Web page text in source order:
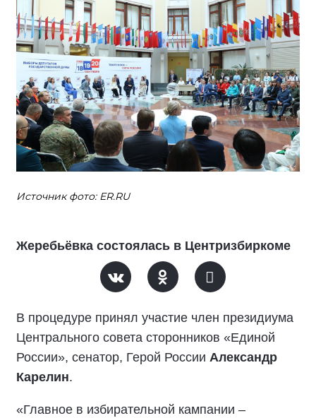
Источник фото: ER.RU
Жеребьёвка состоялась в Центризбиркоме
В процедуре принял участие член президиума
Центрального совета сторонников «Единой
России», сенатор, Герой России Александр
Карелин.
«Главное в избирательной кампании –